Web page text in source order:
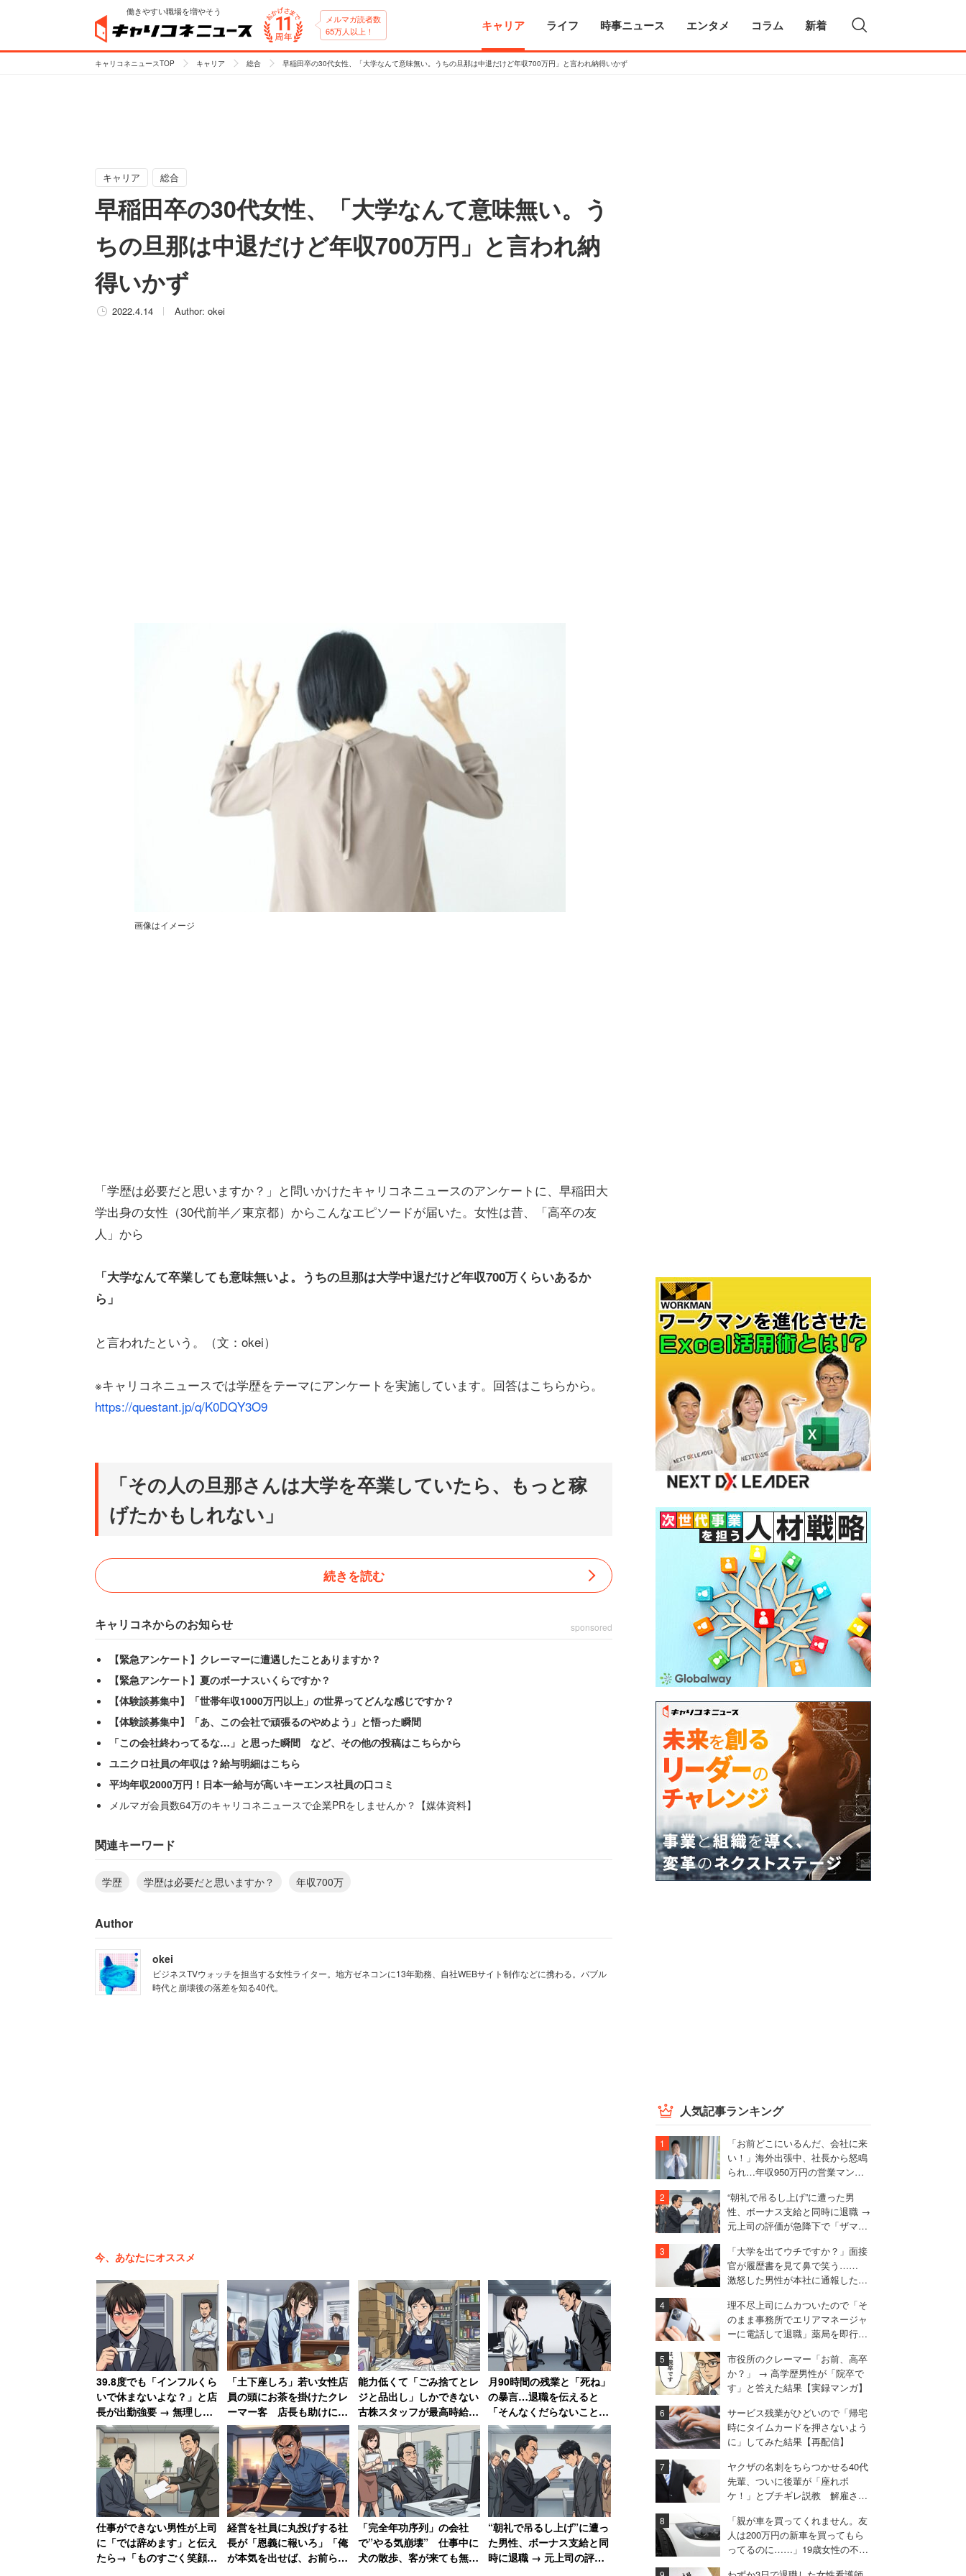
働きやすい職場を増やそう
メルマガ読者数
65万人以上！
キャリア ライフ 時事ニュース エンタメ コラム 新着
キャリコネニュースTOP キャリア 総合 早稲田卒の30代女性、「大学なんて意味無い。うちの旦那は中退だけど年収700万円」と言われ納得いかず
キャリア 総合
早稲田卒の30代女性、「大学なんて意味無い。う
ちの旦那は中退だけど年収700万円」と言われ納
得いかず
2022.4.14 Author: okei
画像はイメージ
「学歴は必要だと思いますか？」と問いかけたキャリコネニュースのアンケートに、早稲田大
学出身の女性（30代前半／東京都）からこんなエピソードが届いた。女性は昔、「高卒の友
人」から
「大学なんて卒業しても意味無いよ。うちの旦那は大学中退だけど年収700万くらいあるか
ら」
と言われたという。（文：okei）
※キャリコネニュースでは学歴をテーマにアンケートを実施しています。回答はこちらから。
https://questant.jp/q/K0DQY3O9
「その人の旦那さんは大学を卒業していたら、もっと稼
げたかもしれない」
人に対し、当時はなんと答えたか明かしていないが、
「そういう短絡的で思考の浅い発言をしないくらいの教養を身に付けるためにも大学で学ぶこ
と手厳しい本音を綴る。さらに
「その人の旦那さんは大学を卒業していたらもっと稼げたかもしれないし、もしも旦那さんが
続きを読む
キャリコネからのお知らせ sponsored
【緊急アンケート】クレーマーに遭遇したことありますか？
【緊急アンケート】夏のボーナスいくらですか？
【体験談募集中】「世帯年収1000万円以上」の世界ってどんな感じですか？
【体験談募集中】「あ、この会社で頑張るのやめよう」と悟った瞬間
「この会社終わってるな…」と思った瞬間 など、その他の投稿はこちらから
ユニクロ社員の年収は？給与明細はこちら
平均年収2000万円！日本一給与が高いキーエンス社員の口コミ
メルマガ会員数64万のキャリコネニュースで企業PRをしませんか？【媒体資料】
関連キーワード
学歴 学歴は必要だと思いますか？ 年収700万
Author
okei
ビジネスTVウォッチを担当する女性ライター。地方ゼネコンに13年勤務、自社WEBサイト制作などに携わる。バブル
時代と崩壊後の落差を知る40代。
今、あなたにオススメ
39.8度でも「インフルくら
いで休まないよな？」と店
長が出勤強要 → 無理して
売上一番になると「ずっと
インフルでいいんじゃない
か？」と言われて激怒した
男性
「土下座しろ」若い女性店
員の頭にお茶を掛けたクレ
ーマー客 店長も助けに入
らず女性は「もうこんな会
社辞めてやる」
能力低くて「ごみ捨てとレ
ジと品出し」しかできない
古株スタッフが最高時給
1200円で絶望、時給が25
円低い女性のやる気は消滅
月90時間の残業と「死ね」
の暴言…退職を伝えると
「そんなくだらないことで
辞めるなんて」→10年後、
会社は倒産
仕事ができない男性が上司
に「では辞めます」と伝え
たら→「ものすごく笑顔に
経営を社員に丸投げする社
長が「恩義に報いろ」「俺
が本気を出せば、お前らは
「完全年功序列」の会社
で”やる気崩壊” 仕事中に
犬の散歩、客が来ても無視
“朝礼で吊るし上げ”に遭っ
た男性、ボーナス支給と同
時に退職 → 元上司の評価
人気記事ランキング
「お前どこにいるんだ、会社に来
い！」海外出張中、社長から怒鳴
られ…年収950万円の営業マンが
“朝礼で吊るし上げ”に遭った男
性、ボーナス支給と同時に退職 →
元上司の評価が急降下で「ザマア
「大学を出てウチですか？」面接
官が履歴書を見て鼻で笑う……
激怒した男性が本社に通報した結
理不尽上司にムカついたので「そ
のまま事務所でエリアマネージャ
ーに電話して退職」薬局を即行で
市役所のクレーマー「お前、高卒
か？」 → 高学歴男性が「院卒で
す」と答えた結果【実録マンガ】
サービス残業がひどいので「帰宅
時にタイムカードを押さないよう
に」してみた結果【再配信】
ヤクザの名刺をちらつかせる40代
先輩、ついに後輩が「座れボ
ケ！」とブチギレ説教 解雇され
「親が車を買ってくれません。友
人は200万円の新車を買ってもら
ってるのに……」19歳女性の不満